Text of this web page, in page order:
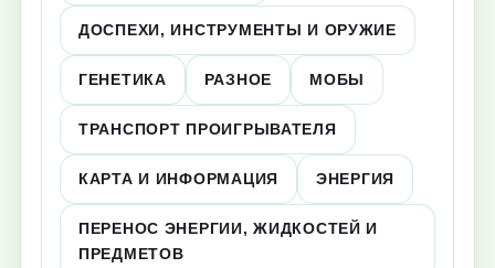
ДОСПЕХИ, ИНСТРУМЕНТЫ И ОРУЖИЕ
ГЕНЕТИКА РАЗНОЕ МОБЫ
ТРАНСПОРТ ПРОИГРЫВАТЕЛЯ
КАРТА И ИНФОРМАЦИЯ ЭНЕРГИЯ
ПЕРЕНОС ЭНЕРГИИ, ЖИДКОСТЕЙ И
ПРЕДМЕТОВ